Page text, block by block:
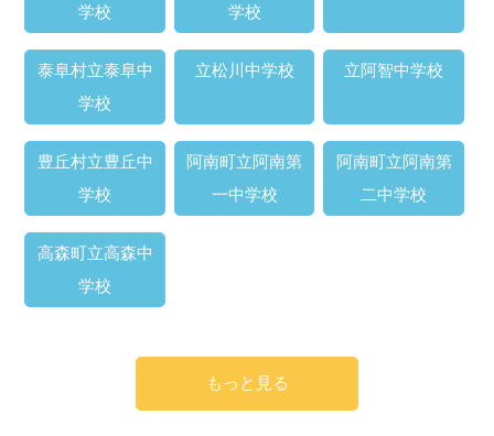
学校
学校
泰阜村立泰阜中
学校
立松川中学校 立阿智中学校
豊丘村立豊丘中
学校
阿南町立阿南第
一中学校
阿南町立阿南第
二中学校
高森町立高森中
学校
もっと見る